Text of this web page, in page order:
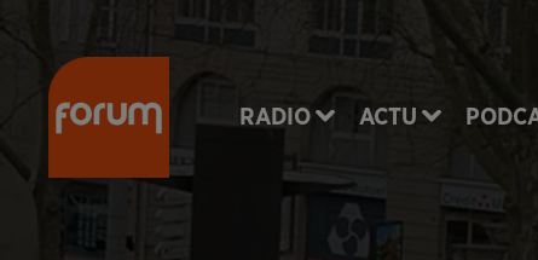
RADIO ACTU